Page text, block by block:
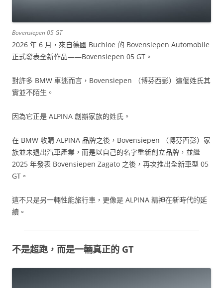
Bovensiepen 05 GT
2026 年 6 月，來自德國 Buchloe 的 Bovensiepen Automobile
正式發表全新作品——Bovensiepen 05 GT。
對許多 BMW 車迷而言，Bovensiepen （博芬西彭）這個姓氏其
實並不陌生。
因為它正是 ALPINA 創辦家族的姓氏。
在 BMW 收購 ALPINA 品牌之後，Bovensiepen （博芬西彭）家
族並未退出汽車產業，而是以自己的名字重新創立品牌，並繼
2025 年發表 Bovensiepen Zagato 之後，再次推出全新車型 05
GT。
這不只是另一輛性能旅行車，更像是 ALPINA 精神在新時代的延
續。
不是超跑，而是一輛真正的 GT